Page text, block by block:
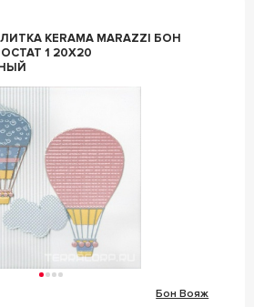
KERAMA MARAZZI БОН
Бон Вояж